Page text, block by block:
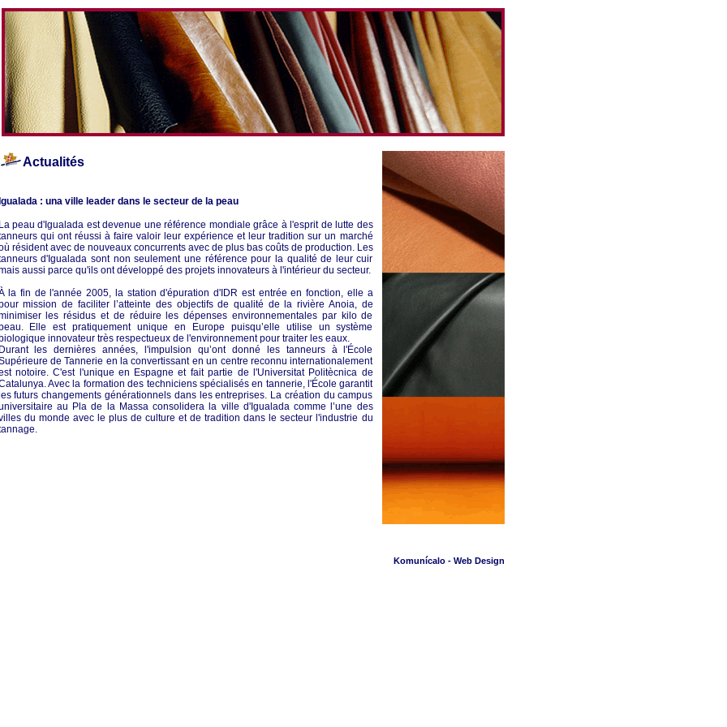
Actualités
Igualada : una ville leader dans le secteur de la peau
La peau d'Igualada est devenue une référence mondiale grâce à l'esprit de lutte des
qui ont réussi à faire valoir leur expérience et leur tradition sur un marché
résident avec de nouveaux concurrents avec de plus bas coûts de production. Les
d'Igualada sont non seulement une référence pour la qualité de leur cuir
aussi parce qu'ils ont développé des projets innovateurs à l'intérieur du secteur.
la fin de l'année 2005, la station d'épuration d'IDR est entrée en fonction, elle a
mission de faciliter l’atteinte des objectifs de qualité de la rivière Anoia, de
les résidus et de réduire les dépenses environnementales par kilo de
Elle est pratiquement unique en Europe puisqu’elle utilise un système
biologique innovateur très respectueux de l'environnement pour traiter les eaux.
Durant les dernières années, l'impulsion qu’ont donné les tanneurs à l'École
de Tannerie en la convertissant en un centre reconnu internationalement
notoire. C'est l'unique en Espagne et fait partie de l'Universitat Politècnica de
Avec la formation des techniciens spécialisés en tannerie, l'École garantit
les futurs changements générationnels dans les entreprises. La création du campus
au Pla de la Massa consolidera la ville d'Igualada comme l’une des
du monde avec le plus de culture et de tradition dans le secteur l'industrie du
Komunícalo - Web Design